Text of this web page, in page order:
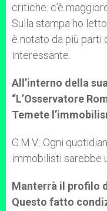
critiche: c’è
Sulla stampa ho
è notato da più parti
interessante.
All’interno della
“L’Osservatore
Temete
G.M.V.: Ogni
immobilisti sarebbe
Manterrà il profilo
Questo fatto